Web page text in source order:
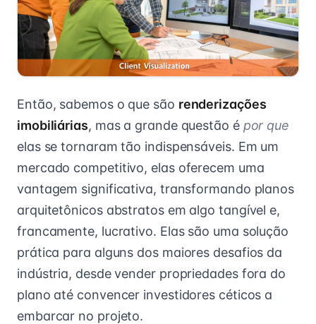
Então, sabemos o que são renderizações
imobiliárias, mas a grande questão é por que
elas se tornaram tão indispensáveis. Em um
mercado competitivo, elas oferecem uma
vantagem significativa, transformando planos
arquitetônicos abstratos em algo tangível e,
francamente, lucrativo. Elas são uma solução
prática para alguns dos maiores desafios da
indústria, desde vender propriedades fora do
plano até convencer investidores céticos a
embarcar no projeto.